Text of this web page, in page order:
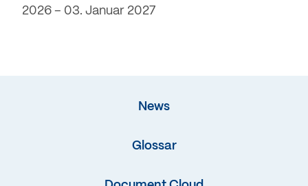
2026 – 03. Januar 2027
News
Glossar